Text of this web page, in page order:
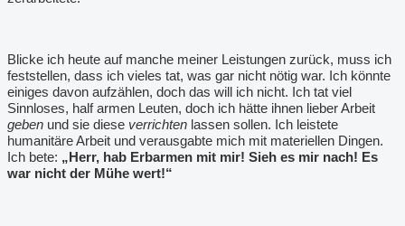
Blicke ich heute auf manche meiner Leistungen zurück, muss ich
feststellen, dass ich vieles tat, was gar nicht nötig war. Ich könnte
einiges davon aufzählen, doch das will ich nicht. Ich tat viel
Sinnloses, half armen Leuten, doch ich hätte ihnen lieber Arbeit
geben und sie diese verrichten lassen sollen. Ich leistete
humanitäre Arbeit und verausgabte mich mit materiellen Dingen.
Ich bete: „Herr, hab Erbarmen mit mir! Sieh es mir nach! Es
war nicht der Mühe wert!“